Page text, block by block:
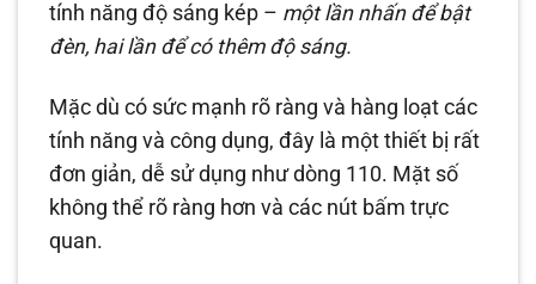
tính năng độ sáng kép – một lần nhấn để bật
đèn, hai lần để có thêm độ sáng.
Mặc dù có sức mạnh rõ ràng và hàng loạt các
tính năng và công dụng, đây là một thiết bị rất
đơn giản, dễ sử dụng như dòng 110. Mặt số
không thể rõ ràng hơn và các nút bấm trực
quan.